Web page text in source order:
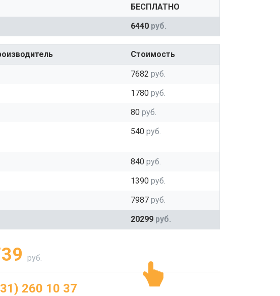
БЕСПЛАТНО
6440 руб.
Стоимость
7682 руб.
1780 руб.
80 руб.
540 руб.
840 руб.
1390 руб.
7987 руб.
20299 руб.
руб.
260 10 37